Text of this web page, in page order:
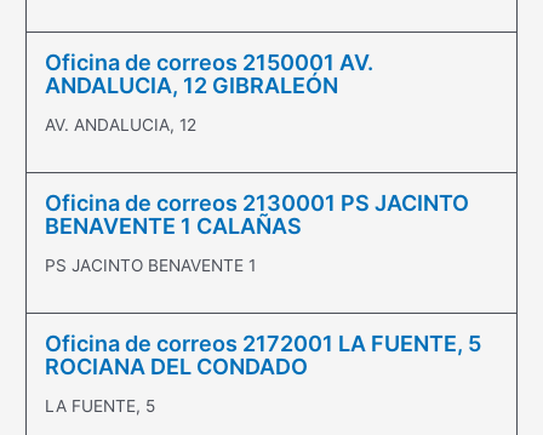
Oficina de correos 2150001 AV.
ANDALUCIA, 12 GIBRALEÓN
AV. ANDALUCIA, 12
Oficina de correos 2130001 PS JACINTO
BENAVENTE 1 CALAÑAS
PS JACINTO BENAVENTE 1
Oficina de correos 2172001 LA FUENTE, 5
ROCIANA DEL CONDADO
LA FUENTE, 5